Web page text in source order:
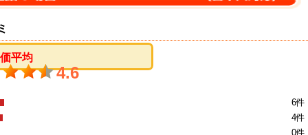
平均
4.6
6件
4件
0件